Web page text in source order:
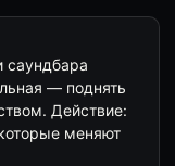
саундбара
— поднять
Действие:
меняют